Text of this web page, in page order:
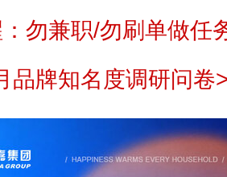
勿兼职/勿刷单做任
品牌知名度调研问卷